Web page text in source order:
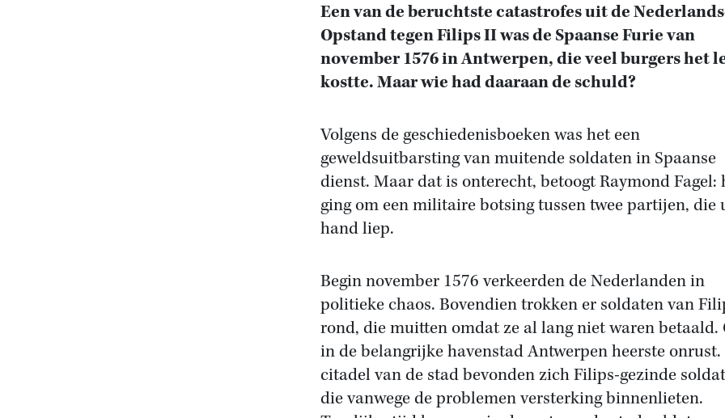
Een van de beruchtste catastrofes uit de
Opstand tegen Filips II was de Spaanse Furie van
november 1576 in Antwerpen, die veel burgers het
kostte. Maar wie had daaraan de schuld?
Volgens de geschiedenisboeken was het een
geweldsuitbarsting van muitende soldaten in Spaanse
dienst. Maar dat is onterecht, betoogt Raymond Fagel:
ging om een militaire botsing tussen twee partijen, die
hand liep.
Begin november 1576 verkeerden de Nederlanden in
politieke chaos. Bovendien trokken er soldaten van
rond, die muitten omdat ze al lang niet waren betaald.
in de belangrijke havenstad Antwerpen heerste
citadel van de stad bevonden zich Filips-gezinde
die vanwege de problemen versterking binnenlieten.